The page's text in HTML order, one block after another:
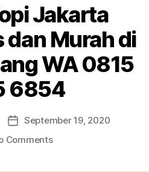
Jakarta
dan Murah di
WA 0815
6854
PostSeptember 19, 2020
Commentson